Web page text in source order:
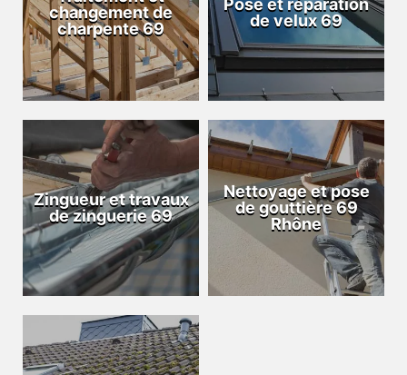
changement de
charpente 69
Pose et réparation
de velux 69
Zingueur et travaux
de zinguerie 69
Nettoyage et pose
de gouttière 69
Rhône